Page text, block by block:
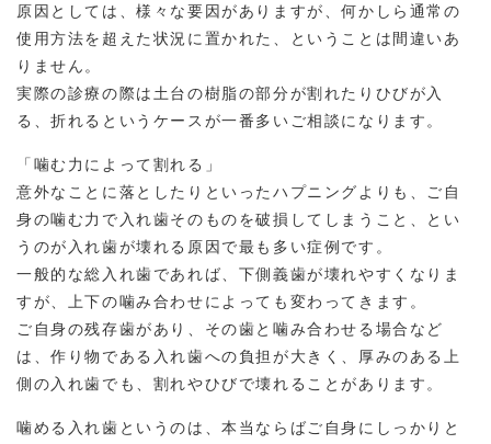
原因としては、様々な要因がありますが、何かしら通常の
使用方法を超えた状況に置かれた、ということは間違いあ
りません。
実際の診療の際は土台の樹脂の部分が割れたりひびが入
る、折れるというケースが一番多いご相談になります。
「噛む力によって割れる」
意外なことに落としたりといったハプニングよりも、ご自
身の噛む力で入れ歯そのものを破損してしまうこと、とい
うのが入れ歯が壊れる原因で最も多い症例です。
一般的な総入れ歯であれば、下側義歯が壊れやすくなりま
すが、上下の噛み合わせによっても変わってきます。
ご自身の残存歯があり、その歯と噛み合わせる場合など
は、作り物である入れ歯への負担が大きく、厚みのある上
側の入れ歯でも、割れやひびで壊れることがあります。
噛める入れ歯というのは、本当ならばご自身にしっかりと